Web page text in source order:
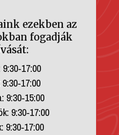
ezekben az
fogadják
17:00
17:00
9:30-15:00
9:30-17:00
9:30-17:00